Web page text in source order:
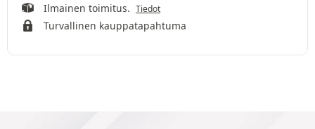
Ilmainen toimitus. Tiedot
Turvallinen kauppatapahtuma